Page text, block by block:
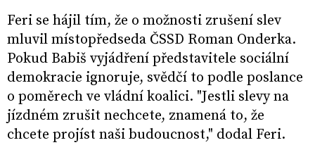
Feri se hájil tím, že o možnosti zrušení slev
mluvil místopředseda ČSSD Roman Onderka.
Pokud Babiš vyjádření představitele sociální
demokracie ignoruje, svědčí to podle poslance
o poměrech ve vládní koalici. "Jestli slevy na
jízdném zrušit nechcete, znamená to, že
chcete projíst naši budoucnost," dodal Feri.